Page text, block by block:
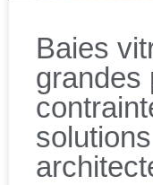
Baies
grandes